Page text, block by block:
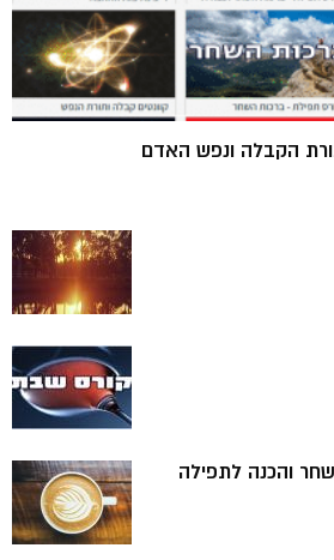
הקבלה ונפש האדם
והכנה לתפילה